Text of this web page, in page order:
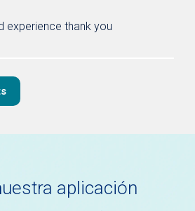
experience thank you
aplicación